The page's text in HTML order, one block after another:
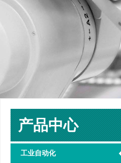
产品中心
工业自动化